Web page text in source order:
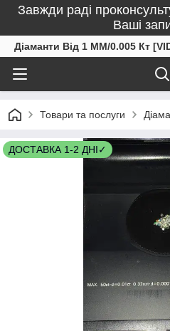
Завжди раді
Ваші
Діаманти Від 1 ММ/0.005 Кт
Товари та послуги
ДОСТАВКА 1-2 ДНІ✓